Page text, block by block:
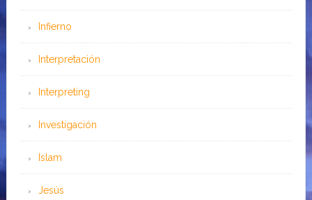
Infierno
Interpretación
Interpreting
Investigación
Islam
Jesús